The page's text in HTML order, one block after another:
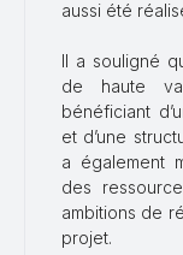
aussi été
Il a souligné
de haute
bénéficiant
et d’une
a également
des
ambitions de
projet.